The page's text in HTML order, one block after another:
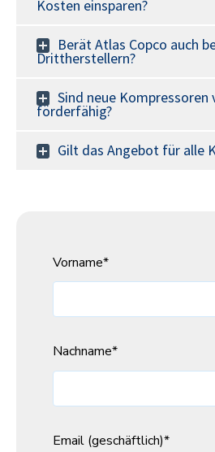
Kosten einsparen?
Berät Atlas Copco auch
Drittherstellern?
Sind neue Kompressoren
förderfähig?
Gilt das Angebot für alle
Vorname*
Nachname*
Email (geschäftlich)*